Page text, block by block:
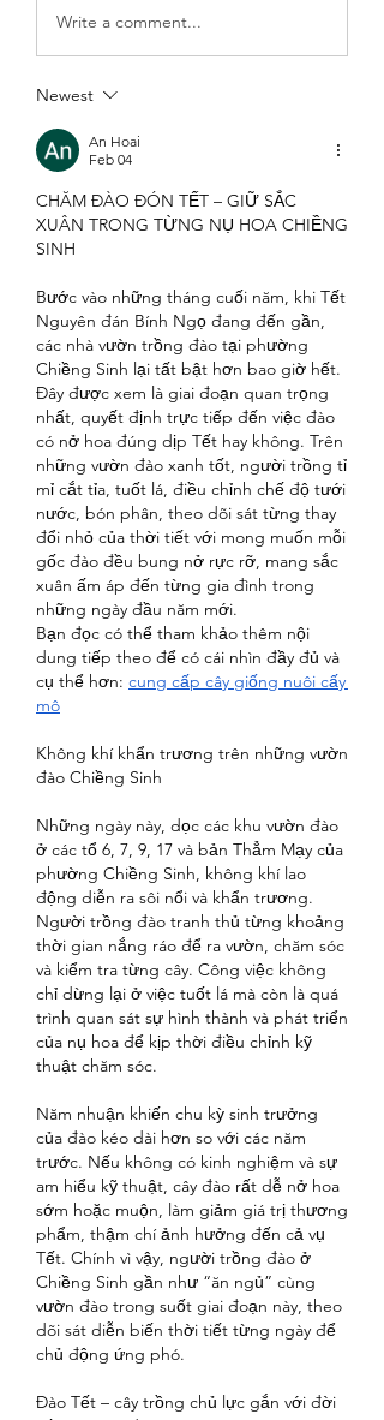
Write a comment...
Newest
An Hoai
Feb 04
CHĂM ĐÀO ĐÓN TẾT – GIỮ SẮC
XUÂN TRONG TỪNG NỤ HOA CHIỀNG
SINH
Bước vào những tháng cuối năm, khi Tết
Nguyên đán Bính Ngọ đang đến gần,
các nhà vườn trồng đào tại phường
Chiềng Sinh lại tất bật hơn bao giờ hết.
Đây được xem là giai đoạn quan trọng
nhất, quyết định trực tiếp đến việc đào
có nở hoa đúng dịp Tết hay không. Trên
những vườn đào xanh tốt, người trồng tỉ
mỉ cắt tỉa, tuốt lá, điều chỉnh chế độ tưới
nước, bón phân, theo dõi sát từng thay
đổi nhỏ của thời tiết với mong muốn mỗi
gốc đào đều bung nở rực rỡ, mang sắc
xuân ấm áp đến từng gia đình trong
những ngày đầu năm mới.
Bạn đọc có thể tham khảo thêm nội
dung tiếp theo để có cái nhìn đầy đủ và
cụ thể hơn: cung cấp cây giống nuôi cấy
mô
Không khí khẩn trương trên những vườn
đào Chiềng Sinh
Những ngày này, dọc các khu vườn đào
ở các tổ 6, 7, 9, 17 và bản Thẳm Mạy của
phường Chiềng Sinh, không khí lao
động diễn ra sôi nổi và khẩn trương.
Người trồng đào tranh thủ từng khoảng
thời gian nắng ráo để ra vườn, chăm sóc
và kiểm tra từng cây. Công việc không
chỉ dừng lại ở việc tuốt lá mà còn là quá
trình quan sát sự hình thành và phát triển
của nụ hoa để kịp thời điều chỉnh kỹ
thuật chăm sóc.
Năm nhuận khiến chu kỳ sinh trưởng
của đào kéo dài hơn so với các năm
trước. Nếu không có kinh nghiệm và sự
am hiểu kỹ thuật, cây đào rất dễ nở hoa
sớm hoặc muộn, làm giảm giá trị thương
phẩm, thậm chí ảnh hưởng đến cả vụ
Tết. Chính vì vậy, người trồng đào ở
Chiềng Sinh gần như “ăn ngủ” cùng
vườn đào trong suốt giai đoạn này, theo
dõi sát diễn biến thời tiết từng ngày để
chủ động ứng phó.
Đào Tết – cây trồng chủ lực gắn với đời